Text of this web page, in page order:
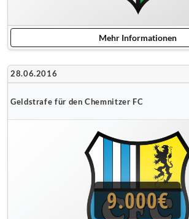
Mehr Informationen
28.06.2016
Geldstrafe für den Chemnitzer FC
9.000€